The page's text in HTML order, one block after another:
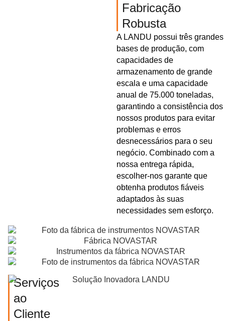
Fabricação
Robusta
A LANDU possui três grandes
bases de produção, com
capacidades de
armazenamento de grande
escala e uma capacidade
anual de 75.000 toneladas,
garantindo a consistência dos
nossos produtos para evitar
problemas e erros
desnecessários para o seu
negócio. Combinado com a
nossa entrega rápida,
escolher-nos garante que
obtenha produtos fiáveis
adaptados às suas
necessidades sem esforço.
Serviços
ao
Cliente